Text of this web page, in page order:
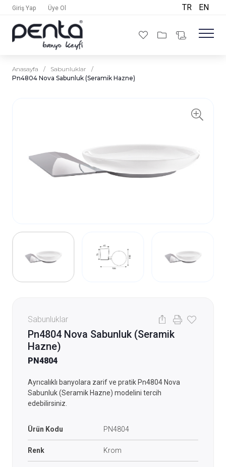
Giriş Yap Üye Ol TR EN
Anasayfa / Sabunluklar
/
Pn4804 Nova Sabunluk (Seramik Hazne)
Sabunluklar
Pn4804 Nova Sabunluk (Seramik
Hazne)
PN4804
Ayrıcalıklı banyolara zarif ve pratik Pn4804 Nova
Sabunluk (Seramik Hazne) modelini tercih
edebilirsiniz.
Ürün Kodu PN4804
Renk Krom